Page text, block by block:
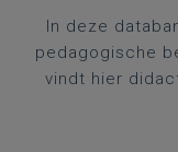
In deze
pedagogische
vindt hier